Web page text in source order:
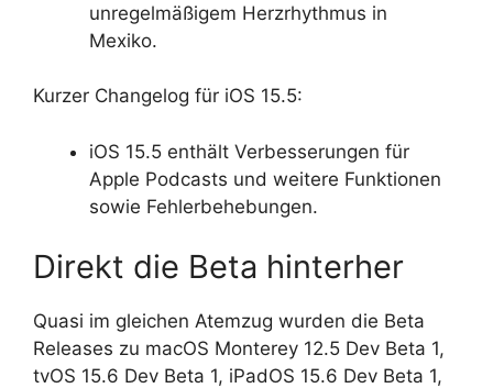
unregelmäßigem Herzrhythmus in
Mexiko.
Kurzer Changelog für iOS 15.5:
iOS 15.5 enthält Verbesserungen für
Apple Podcasts und weitere Funktionen
sowie Fehlerbehebungen.
Direkt die Beta hinterher
Quasi im gleichen Atemzug wurden die Beta
Releases zu macOS Monterey 12.5 Dev Beta 1,
tvOS 15.6 Dev Beta 1, iPadOS 15.6 Dev Beta 1,